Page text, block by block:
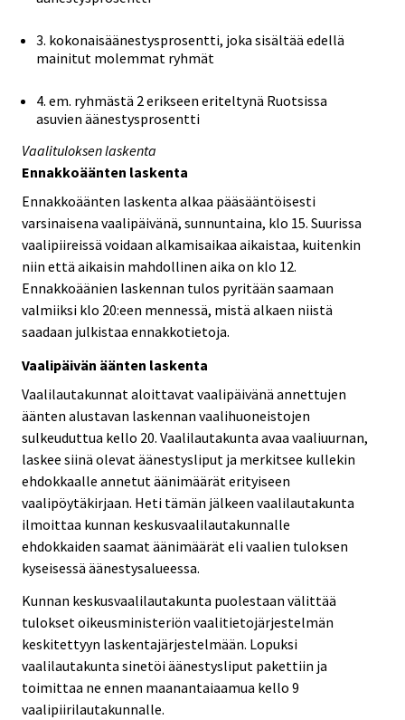
3. kokonaisäänestysprosentti, joka sisältää edellä
mainitut molemmat ryhmät
4. em. ryhmästä 2 erikseen eriteltynä Ruotsissa
asuvien äänestysprosentti
Vaalituloksen laskenta
Ennakkoäänten laskenta
Ennakkoäänten laskenta alkaa pääsääntöisesti
varsinaisena vaalipäivänä, sunnuntaina, klo 15. Suurissa
vaalipiireissä voidaan alkamisaikaa aikaistaa, kuitenkin
niin että aikaisin mahdollinen aika on klo 12.
Ennakkoäänien laskennan tulos pyritään saamaan
valmiiksi klo 20:een mennessä, mistä alkaen niistä
saadaan julkistaa ennakkotietoja.
Vaalipäivän äänten laskenta
Vaalilautakunnat aloittavat vaalipäivänä annettujen
äänten alustavan laskennan vaalihuoneistojen
sulkeuduttua kello 20. Vaalilautakunta avaa vaaliuurnan,
laskee siinä olevat äänestysliput ja merkitsee kullekin
ehdokkaalle annetut äänimäärät erityiseen
vaalipöytäkirjaan. Heti tämän jälkeen vaalilautakunta
ilmoittaa kunnan keskusvaalilautakunnalle
ehdokkaiden saamat äänimäärät eli vaalien tuloksen
kyseisessä äänestysalueessa.
Kunnan keskusvaalilautakunta puolestaan välittää
tulokset oikeusministeriön vaalitietojärjestelmän
keskitettyyn laskentajärjestelmään. Lopuksi
vaalilautakunta sinetöi äänestysliput pakettiin ja
toimittaa ne ennen maanantaiaamua kello 9
vaalipiirilautakunnalle.